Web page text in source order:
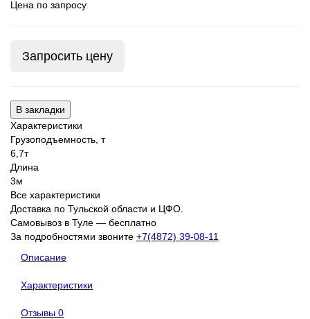
Цена по запросу
Запросить цену
В закладки
Характеристики
Грузоподъемность, т
6,7т
Длина
3м
Все характеристики
Доставка по Тульской области и ЦФО.
Самовывоз в Туле — бесплатно
За подробностями звоните +7(4872) 39-08-11
Описание
Характеристики
Отзывы 0